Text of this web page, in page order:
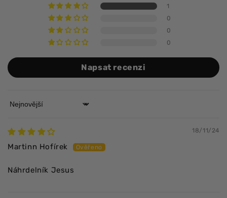
1
0
0
0
Napsat recenzi
Sort by
18/11/24
Martinn Hofírek
Náhrdelník Jesus